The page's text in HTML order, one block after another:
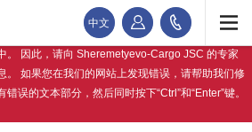
中文
。 因此，请向 Sheremetyevo-Cargo JSC 的专家
。 如果您在我们的网站上发现错误，请帮助我们修
误的文本部分，然后同时按下“Ctrl”和“Enter”键。